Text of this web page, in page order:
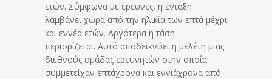
ετών. Σύμφωνα με έρευνες, η ένταξη
λαμβάνει χώρα από την ηλικία των επτά μέχρι
και εννέα ετών. Αργότερα η τάση
περιορίζεται. Αυτό αποδεικνύει η μελέτη μιας
διεθνούς ομάδας ερευνητών στην οποία
συμμετείχαν επτάχρονα και εννιάχρονα από